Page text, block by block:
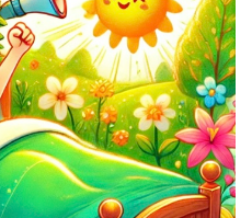
NOVÉHO RVP PV 2025